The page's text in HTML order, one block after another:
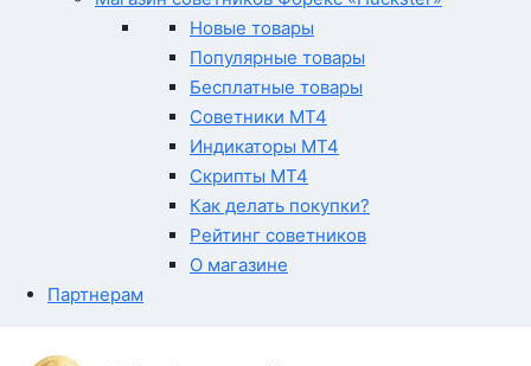
Новые товары
Популярные товары
Бесплатные товары
Советники MT4
Индикаторы MT4
Скрипты MT4
Как делать покупки?
Рейтинг советников
О магазине
Партнерам